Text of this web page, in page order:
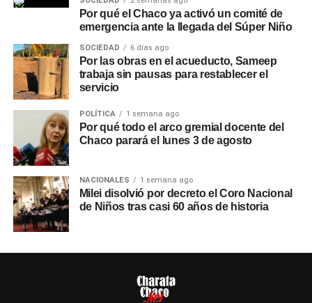
Por qué el Chaco ya activó un comité de
emergencia ante la llegada del Súper Niño
SOCIEDAD 6 días ago
Por las obras en el acueducto, Sameep
trabaja sin pausas para restablecer el
servicio
POLÍTICA 1 semana ago
Por qué todo el arco gremial docente del
Chaco parará el lunes 3 de agosto
NACIONALES 1 semana ago
Milei disolvió por decreto el Coro Nacional
de Niños tras casi 60 años de historia